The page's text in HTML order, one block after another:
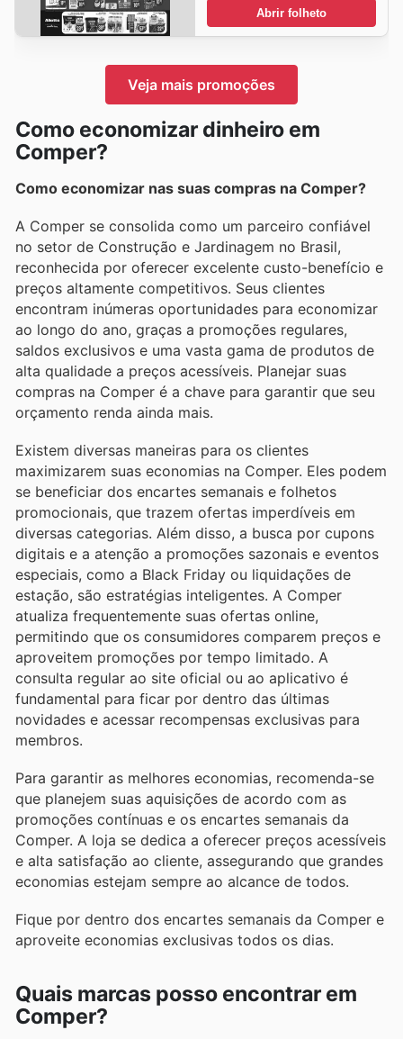
Abrir folheto
Veja mais promoções
Como economizar dinheiro em
Comper?
Como economizar nas suas compras na Comper?
A Comper se consolida como um parceiro confiável
no setor de Construção e Jardinagem no Brasil,
reconhecida por oferecer excelente custo-benefício e
preços altamente competitivos. Seus clientes
encontram inúmeras oportunidades para economizar
ao longo do ano, graças a promoções regulares,
saldos exclusivos e uma vasta gama de produtos de
alta qualidade a preços acessíveis. Planejar suas
compras na Comper é a chave para garantir que seu
orçamento renda ainda mais.
Existem diversas maneiras para os clientes
maximizarem suas economias na Comper. Eles podem
se beneficiar dos encartes semanais e folhetos
promocionais, que trazem ofertas imperdíveis em
diversas categorias. Além disso, a busca por cupons
digitais e a atenção a promoções sazonais e eventos
especiais, como a Black Friday ou liquidações de
estação, são estratégias inteligentes. A Comper
atualiza frequentemente suas ofertas online,
permitindo que os consumidores comparem preços e
aproveitem promoções por tempo limitado. A
consulta regular ao site oficial ou ao aplicativo é
fundamental para ficar por dentro das últimas
novidades e acessar recompensas exclusivas para
membros.
Para garantir as melhores economias, recomenda-se
que planejem suas aquisições de acordo com as
promoções contínuas e os encartes semanais da
Comper. A loja se dedica a oferecer preços acessíveis
e alta satisfação ao cliente, assegurando que grandes
economias estejam sempre ao alcance de todos.
Fique por dentro dos encartes semanais da Comper e
aproveite economias exclusivas todos os dias.
Quais marcas posso encontrar em
Comper?